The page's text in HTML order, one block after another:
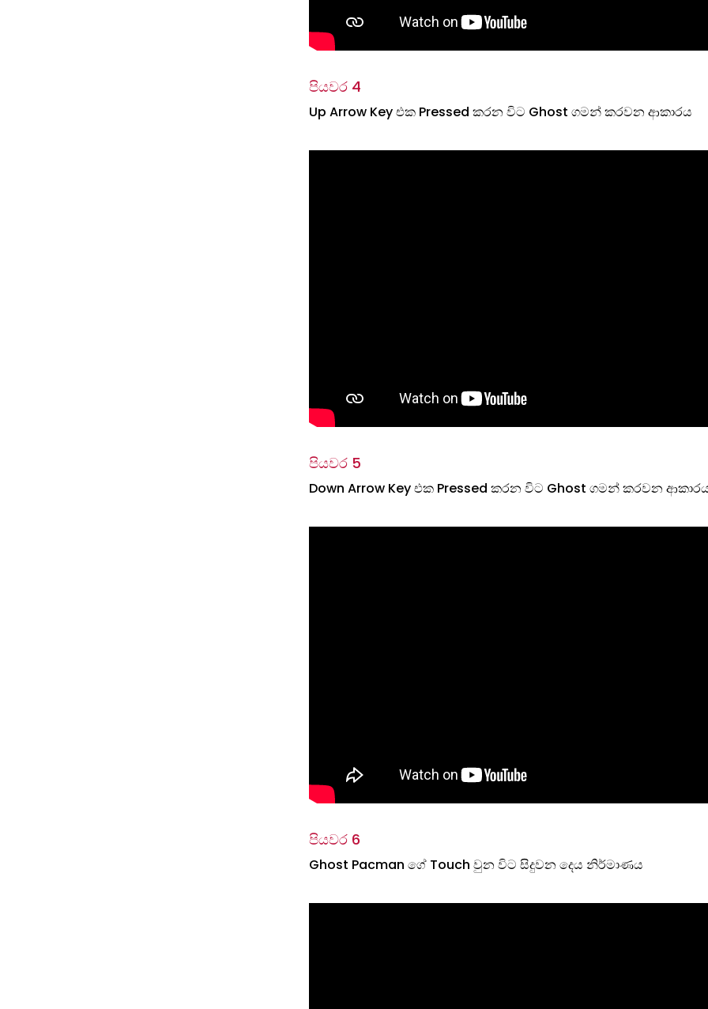
පියවර 4
Up Arrow Key එක Pressed කරන විට Ghost ගමන් කරවන ආකාරය
පියවර 5
Down Arrow Key එක Pressed කරන විට Ghost ගමන් කරවන
පියවර 6
Ghost Pacman ගේ Touch වුන විට සිදුවන දෙය නිර්මාණය